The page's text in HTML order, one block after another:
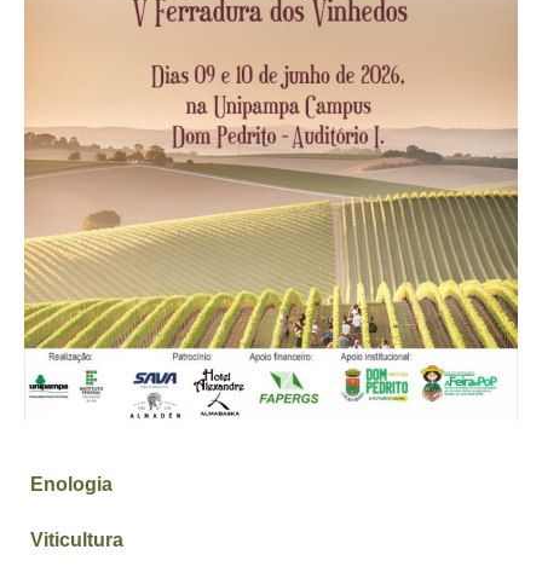
Enologia
Viticultura